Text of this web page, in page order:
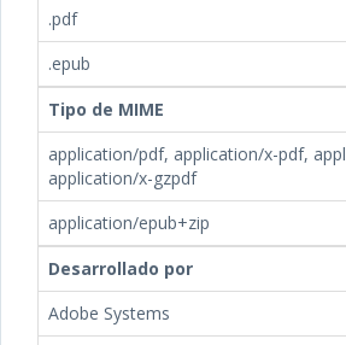
.pdf
.epub
Tipo de MIME
application/pdf, application/x-pdf,
application/x-gzpdf
application/epub+zip
Desarrollado por
Adobe Systems